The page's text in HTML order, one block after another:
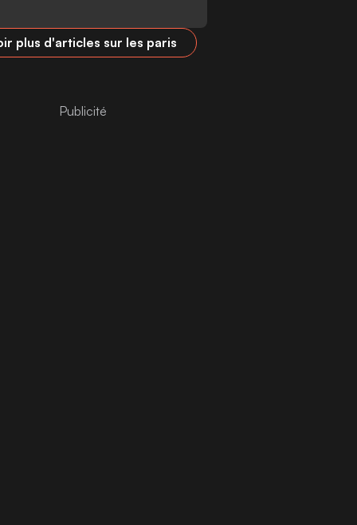
plus d'articles sur les paris